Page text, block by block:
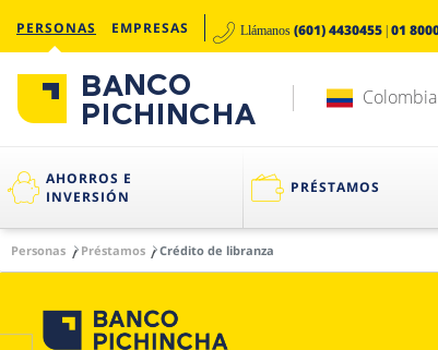
Colombia
PERSONAS EMPRESAS
AHORROS E
INVERSIÓN
PRÉSTAMOS
Llámanos (601) 4430455 | 01
Personas Préstamos Crédito de libranza